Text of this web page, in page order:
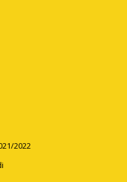
2022